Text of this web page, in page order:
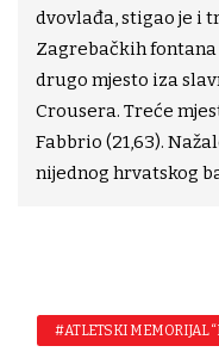
dvovlađa, stigao je i
Zagrebačkih fontana
drugo mjesto iza
Crousera. Treće
Fabbrio (21,63).
nijednog hrvatskog
#ATLETSKI MEMORIJAL